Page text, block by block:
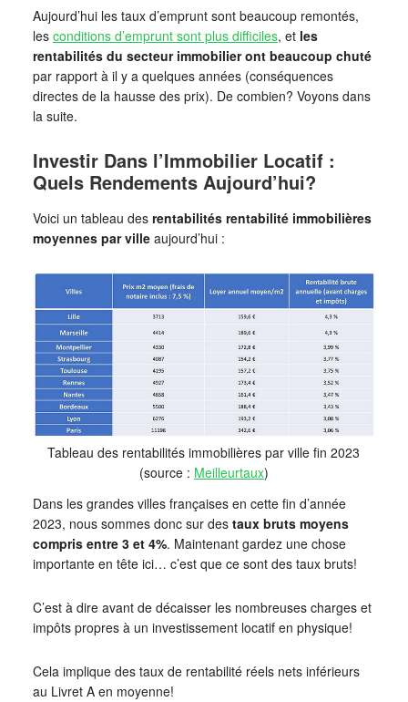
Aujourd’hui les taux d’emprunt sont beaucoup remontés,
les conditions d’emprunt sont plus difficiles, et les
rentabilités du secteur immobilier ont beaucoup chuté
par rapport à il y a quelques années (conséquences
directes de la hausse des prix). De combien? Voyons dans
la suite.
Investir Dans l’Immobilier Locatif :
Quels Rendements Aujourd’hui?
Voici un tableau des rentabilités rentabilité immobilières
moyennes par villeaujourd’hui :
Tableau des rentabilités immobilières par ville fin 2023
(source : Meilleurtaux)
Dans les grandes villes françaises en cette fin d’année
2023, nous sommes donc sur des taux bruts moyens
compris entre 3 et 4%. Maintenant gardez une chose
importante en tête ici… c’est que ce sont des taux bruts!
C’est à dire avant de décaisser les nombreuses charges et
impôts propres à un investissement locatif en physique!
Cela implique des taux de rentabilité réels nets inférieurs
au Livret A en moyenne!